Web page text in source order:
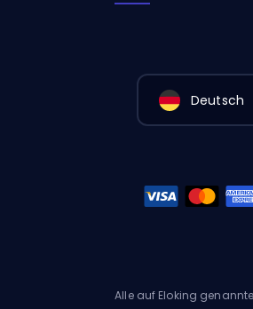
Deutsch
Alle auf Eloking